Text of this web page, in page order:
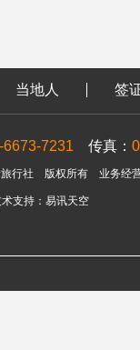
当地人 签
6673-7231 传真：
旅行社 版权所有 业务
支持： 易讯天空